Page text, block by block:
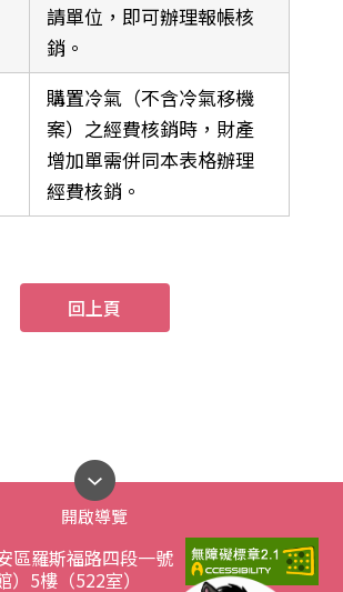
請單位，即可辦理報帳核
銷。
購置冷氣（不含冷氣移機
案）之經費核銷時，財產
增加單需併同本表格辦理
經費核銷。
回上頁
開啟導覽
區羅斯福路四段一號
5樓（522室）